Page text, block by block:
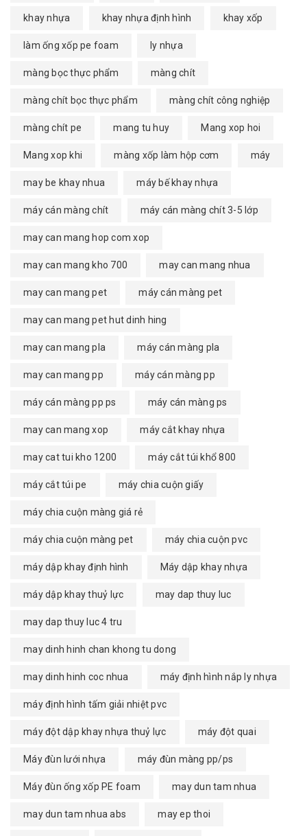
khay nhựa khay nhựa định hình khay xốp
làm ống xốp pe foam ly nhựa
màng bọc thực phẩm màng chít
màng chít bọc thực phẩm màng chít công nghiệp
màng chít pe mang tu huy Mang xop hoi
Mang xop khi màng xốp làm hộp cơm máy
may be khay nhua máy bế khay nhựa
máy cán màng chít máy cán màng chít 3-5 lớp
may can mang hop com xop
may can mang kho 700 may can mang nhua
may can mang pet máy cán màng pet
may can mang pet hut dinh hing
may can mang pla máy cán màng pla
may can mang pp máy cán màng pp
máy cán màng pp ps máy cán màng ps
may can mang xop máy cắt khay nhựa
may cat tui kho 1200 máy cắt túi khổ 800
máy cắt túi pe máy chia cuộn giấy
máy chia cuộn màng giá rẻ
máy chia cuộn màng pet máy chia cuộn pvc
máy dập khay định hình Máy dập khay nhựa
máy dập khay thuỷ lực may dap thuy luc
may dap thuy luc 4 tru
may dinh hinh chan khong tu dong
may dinh hinh coc nhua máy định hình nắp ly nhựa
máy định hình tấm giải nhiệt pvc
máy đột dập khay nhựa thuỷ lực máy đột quai
Máy đùn lưới nhựa máy đùn màng pp/ps
Máy đùn ống xốp PE foam may dun tam nhua
may dun tam nhua abs may ep thoi